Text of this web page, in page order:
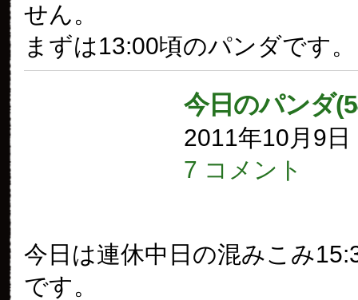
せん。
まずは13:00頃のパンダです。
今日のパンダ
2011年10月9日
7 コメント
今日は連休中日の混みこみ
です。